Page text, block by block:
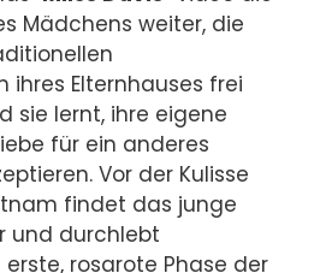
Mädchens weiter, die
ihres Elternhauses frei
sie lernt, ihre eigene
für ein anderes
Vor der Kulisse
findet das junge
und durchlebt
rosarote Phase der